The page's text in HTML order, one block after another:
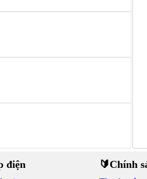
điện 🔰Chính